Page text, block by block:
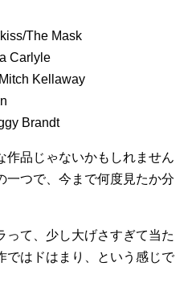
The Mask
Carlyle
Kellaway
Brandt
作品じゃないかもしれません
一つで、今まで何度見たか分
って、少し大げさすぎて当た
ではドはまり、という感じで